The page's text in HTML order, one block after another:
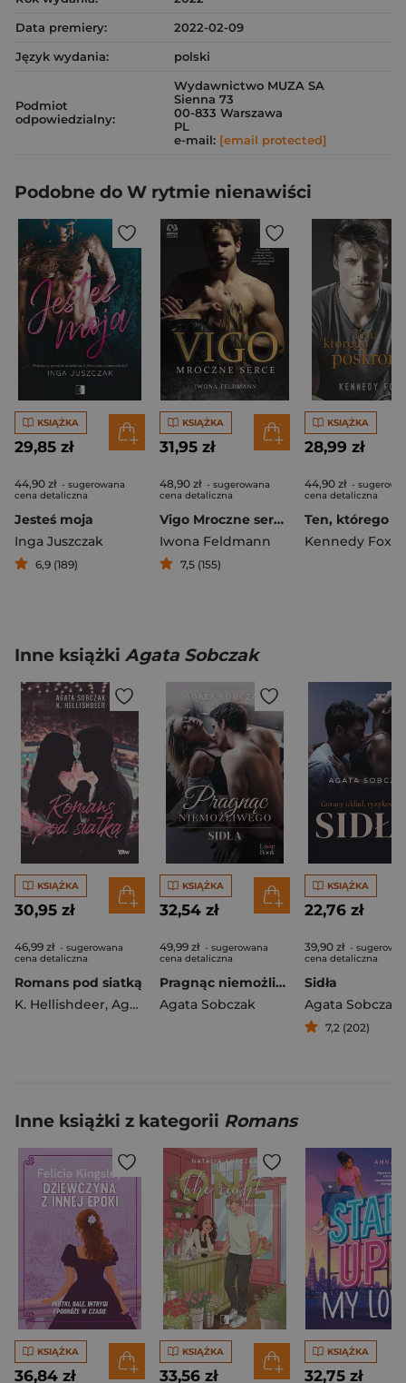
Data premiery:
2022-02-09
Język wydania:
polski
Podmiot
odpowiedzialny:
Wydawnictwo MUZA SA
Sienna 73
00-833 Warszawa
PL
e-mail: [email protected]
Podobne do W rytmie nienawiści
KSIĄŻKA
29,85 zł
44,90 zł - sugerowana
cena detaliczna
Jesteś moja
Inga Juszczak
6,9 (189)
KSIĄŻKA
31,95 zł
48,90 zł - sugerowana
cena detaliczna
Vigo Mroczne serce Tom 1
Iwona Feldmann
7,5 (155)
KSIĄŻKA
28,99 zł
44,90 zł -
cena detaliczna
Kennedy Fox
Inne książki Agata Sobczak
KSIĄŻKA
30,95 zł
46,99 zł - sugerowana
cena detaliczna
Romans pod siatką
K. Hellishdeer, Agata Sobczak
KSIĄŻKA
32,54 zł
49,99 zł - sugerowana
cena detaliczna
Pragnąc niemożliwego Sidła
Agata Sobczak
KSIĄŻKA
22,76 zł
39,90 zł -
cena detaliczna
Sidła
Agata Sobczak
7,2 (202)
Inne książki z kategorii Romans
KSIĄŻKA
36,84 zł
KSIĄŻKA
33,56 zł
KSIĄŻKA
32,75 zł